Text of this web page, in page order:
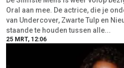
Oral aan mee. De actrice, die je
van Undercover, Zwarte Tulp en
staande te houden tussen alle...
25 MRT, 12:06